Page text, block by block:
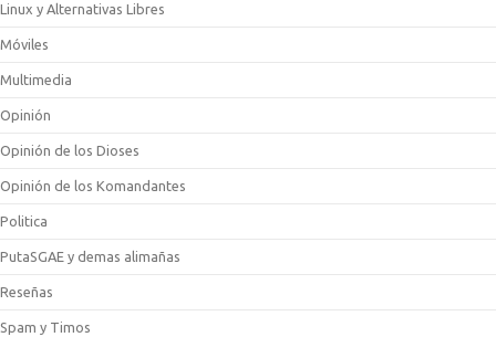
Linux y Alternativas Libres
Móviles
Multimedia
Opinión
Opinión de los Dioses
Opinión de los Komandantes
Politica
PutaSGAE y demas alimañas
Reseñas
Spam y Timos